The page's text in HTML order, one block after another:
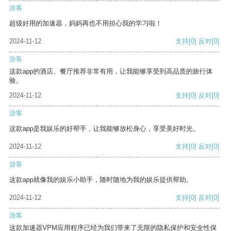
游客
超级好用的加速器，妈妈再也不用担心我的学习啦！
2024-11-12 支持[0] 反对[0]
游客
这款app的酒店、餐厅推荐非常有用，让我能够享受到高品质的旅行体
验。
2024-11-12
支持[0] 反对[0]
游客
这款app是我娱乐的好帮手，让我能够放松身心，享受美好时光。
2024-11-12 支持[0] 反对[0]
游客
这款app就像我的娱乐小助手，随时随地为我的娱乐提供帮助。
2024-11-12 支持[0] 反对[0]
游客
这款加速器VPM应用程序已经为我们带来了无限的隐私保护和安全性保